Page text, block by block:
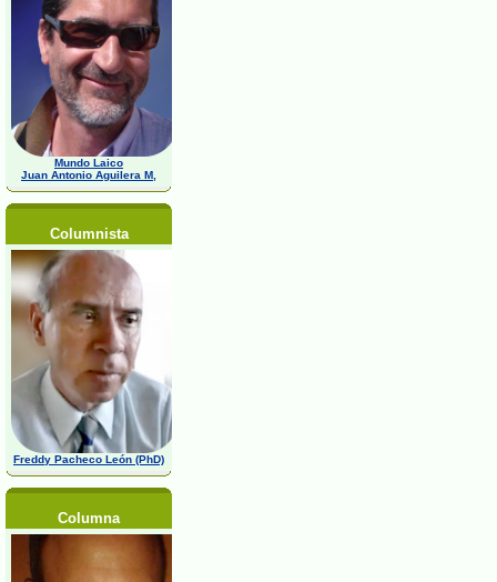
Mundo Laico
Juan Antonio Aguilera M,
Columnista
Freddy Pacheco León (PhD)
Columna